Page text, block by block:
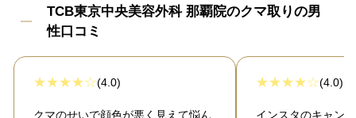
TCB東京中央美容外科 那覇院のクマ取りの男
性口コミ
(4.0)
クマのせいで顔色が悪く見えて悩ん
(4.0)
インスタのキャン